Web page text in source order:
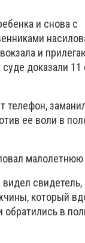
и снова с
и
доказали 11
телефон,
ее воли в
малолетнюю
свидетель,
который
обратились в